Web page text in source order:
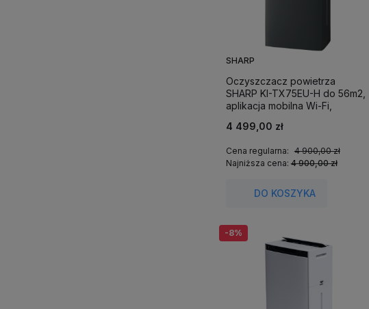
SHARP
Oczyszczacz powietrza
SHARP KI-TX75EU-H do 56m2,
aplikacja mobilna Wi-Fi,
4 499,00 zł
Cena regularna: 4 900,00 zł
Najniższa cena:4 900,00 zł
DO KOSZYKA
-8%